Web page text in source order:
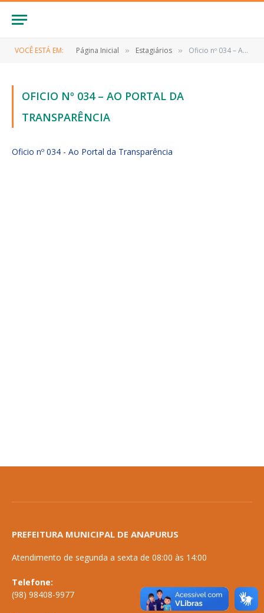
VOCÊ ESTÁ EM: Página Inicial » Estagiários » Oficio nº 034 – Ao Portal da Transparência
OFICIO Nº 034 – AO PORTAL DA
TRANSPARÊNCIA
Oficio nº 034 - Ao Portal da Transparência
PREFEITURA MUNICIPAL DE ANAPURUS
Atendimento de segunda a sexta de 08:00 às 14:00
Telefone:
(98) 98408-9977